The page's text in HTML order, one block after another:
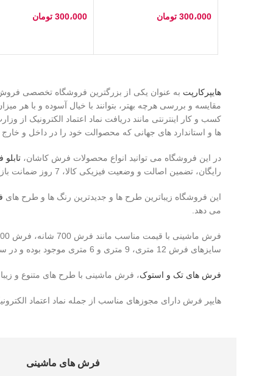
300،000 تومان 300،000 تومان
هایپرکارپت
مقایسه و بررسی هرچه بهتر، بتوانند با خیال آسوده و با هر
کسب و کار اینترنتی مانند دریافت نماد اعتماد الکترونیک
ها و استاندارد های جهانی که محصوالت خود را در داخل و
در این فروشگاه می توانید انواع محصولات فرش کاشان،
رایگان، تضمین اصالت و وضعیت فیزیکی کالا، 7 روز ضمانت بازگشت کالا و امکان پرداخت در هنگام دریافت کالا اشاره کرد.
این فروشگاه زیباترین طرح ها و جدیدترین رنگ ها و طرح های
می دهد.
فرش ماشینی با قیمت مناسب مانند فرش 700 شانه، فرش 500 شانه، فرش 440 شانه، فرش فانتزی،
سایزهای فرش 12 متری، 9 متری و 6 متری موجود بوده و در سایزهای سفارشی قابل بافت هستند.
فرش های تک و استوک، فرش ماشینی با طرح های متنوع و
هایپر فرش دارای مجوزهای مناسب از جمله نماد اعتماد
فرش های ماشینی